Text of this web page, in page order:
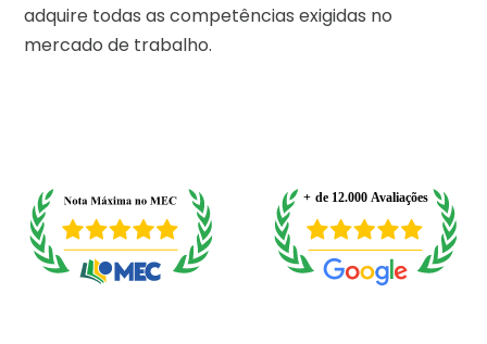
adquire todas as competências exigidas no
mercado de trabalho.